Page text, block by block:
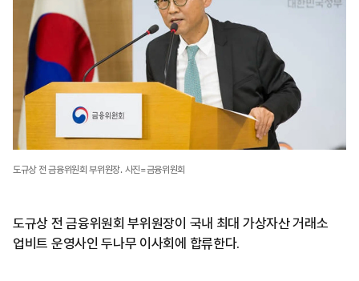
도규상 전 금융위원회 부위원장. 사진=금융위원회
도규상 전 금융위원회 부위원장이 국내 최대 가상자산 거래소
업비트 운영사인 두나무 이사회에 합류한다.